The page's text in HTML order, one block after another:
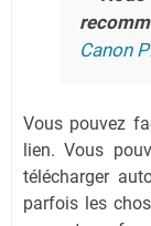
Canon
Vous pouvez
lien.Vous
télécharger
parfois les